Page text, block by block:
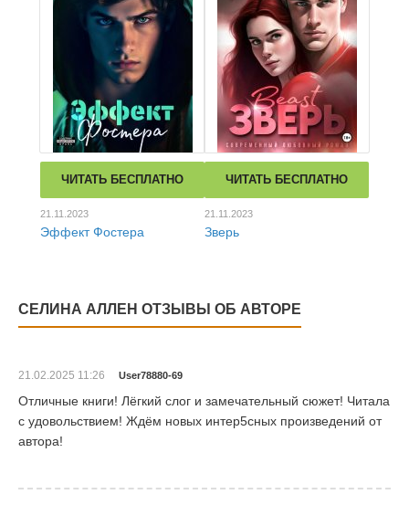
ЧИТАТЬ БЕСПЛАТНО
21.11.2023
Эффект Фостера
ЧИТАТЬ БЕСПЛАТНО
21.11.2023
Зверь
СЕЛИНА АЛЛЕН ОТЗЫВЫ ОБ АВТОРЕ
21.02.2025 11:26 User78880-69
Отличные книги! Лёгкий слог и замечательный сюжет! Читала
с удовольствием! Ждём новых интер5сных произведений от
автора!